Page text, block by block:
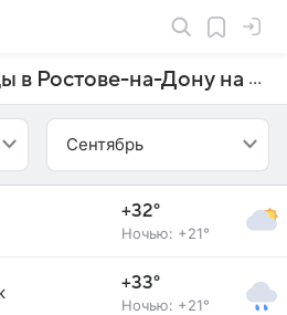
Прогноз погоды в Ростове-на-Дону на сентябрь 2024 года
Сентябрь
+32°
Ночью: +21°
+33°
Ночью: +21°